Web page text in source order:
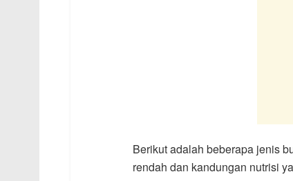
Berikut adalah beberapa jenis
rendah dan kandungan nutrisi